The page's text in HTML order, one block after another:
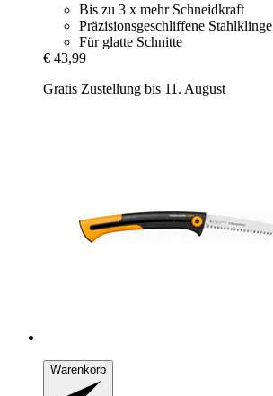
Bis zu 3 x mehr Schneidkraft
Präzisionsgeschliffene Stahlklinge
Für glatte Schnitte
€ 43,99
Gratis Zustellung bis 11. August
Warenkorb